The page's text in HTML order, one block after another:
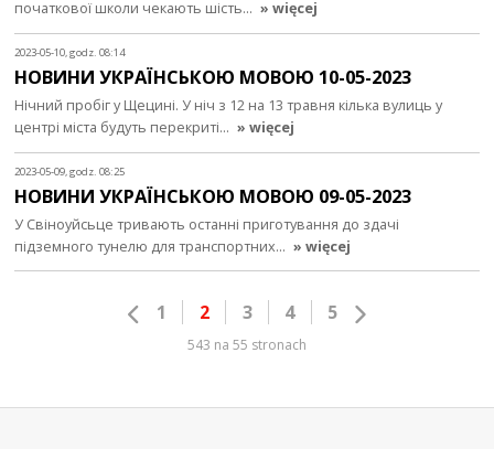
початкової школи чекають шість… » więcej
2023-05-10, godz. 08:14
НОВИНИ УКРАЇНСЬКОЮ МОВОЮ 10-05-2023
Нічний пробіг у Щецині. У ніч з 12 на 13 травня кілька вулиць у
центрі міста будуть перекриті… » więcej
2023-05-09, godz. 08:25
НОВИНИ УКРАЇНСЬКОЮ МОВОЮ 09-05-2023
У Свіноуйсьце тривають останні приготування до здачі
підземного тунелю для транспортних… » więcej
1 2 3 4 5
543 na 55 stronach